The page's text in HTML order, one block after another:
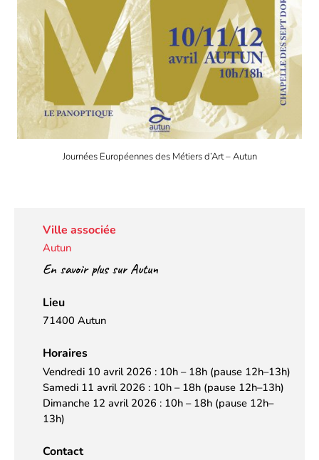
Journées Européennes des Métiers d’Art – Autun
Ville associée
Autun
En savoir plus sur Autun
Lieu
71400 Autun
Horaires
Vendredi 10 avril 2026 : 10h – 18h (pause 12h–13h)
Samedi 11 avril 2026 : 10h – 18h (pause 12h–13h)
Dimanche 12 avril 2026 : 10h – 18h (pause 12h–
13h)
Contact